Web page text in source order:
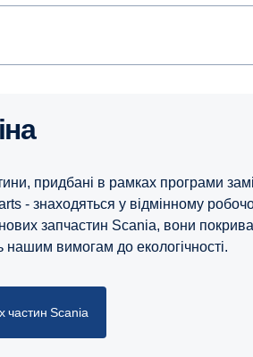
придбані в рамках програми
- знаходяться у відмінному
нових запчастин Scania, вони
нашим вимогам до екологічності.
частин Scania